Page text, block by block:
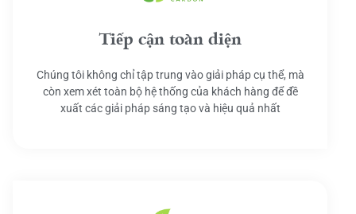
Tiếp cận toàn diện
Chúng tôi không chỉ tập trung vào giải pháp cụ thể, mà
còn xem xét toàn bộ hệ thống của khách hàng để đề
xuất các giải pháp sáng tạo và hiệu quả nhất